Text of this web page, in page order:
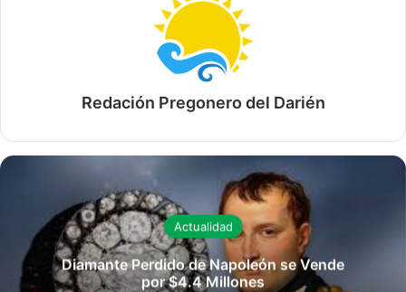
Redación Pregonero del Darién
Actualidad
Diamante Perdido de Napoleón se Vende
por $4.4 Millones